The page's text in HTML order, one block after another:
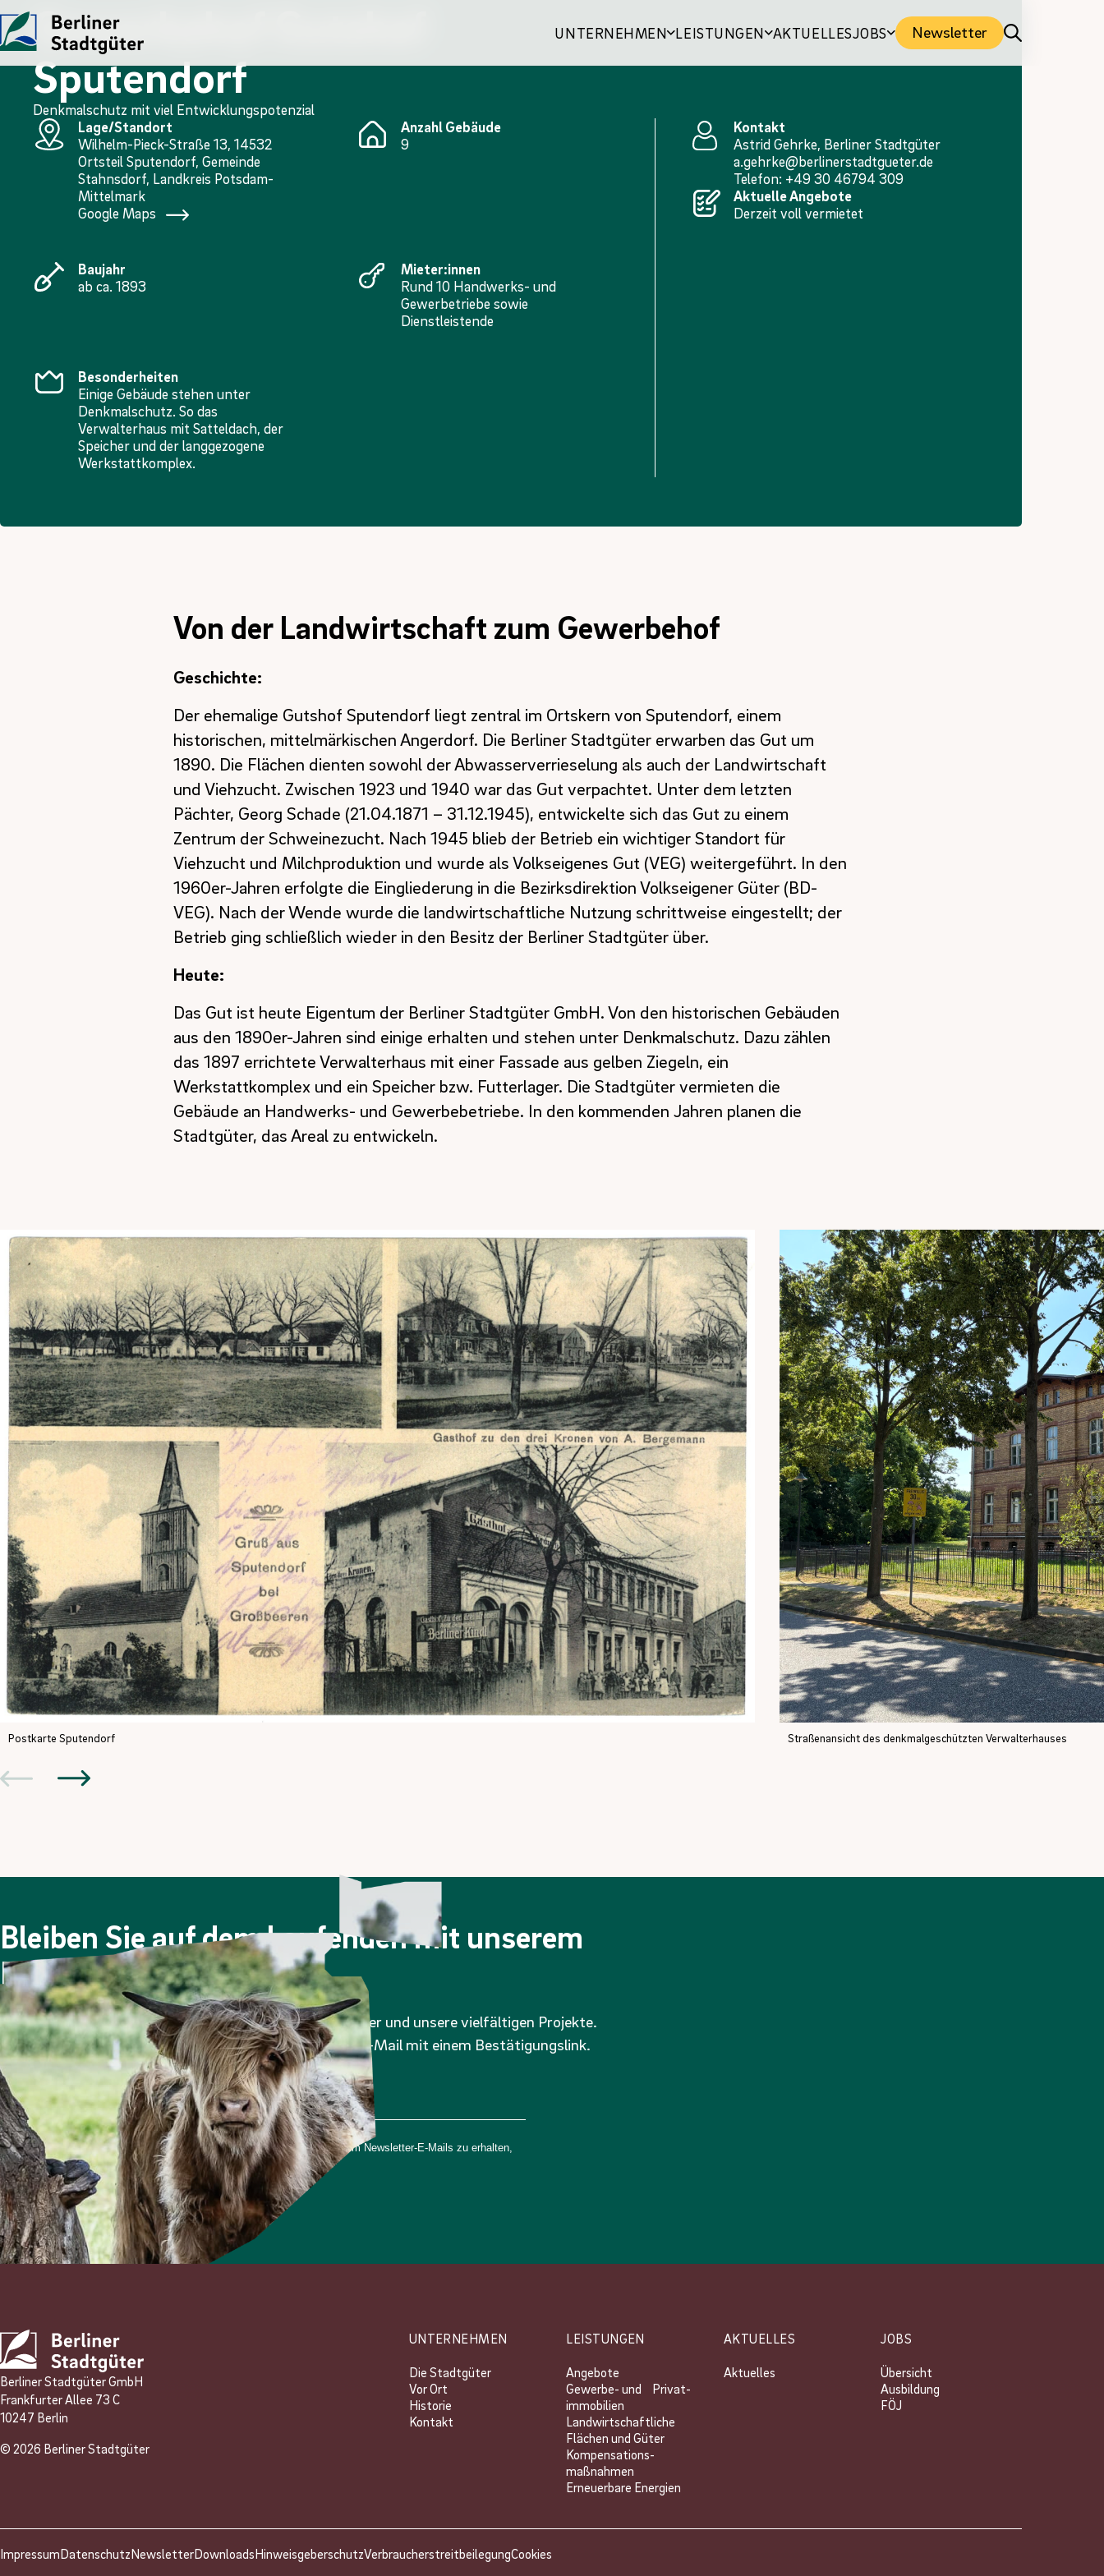
UNTERNEHMEN LEISTUNGEN AKTUELLESJOBS Newsletter
UNTERNEHMEN
Die Stadtgüter
Vor Ort
Historie
LEISTUNGEN
Angebote
Gewerbe- und Privat­immobilien
Landwirtschaftliche Flächen und Güter
JOBS
Übersicht
Ausbildung
FÖJ
Gewerbehof Gutshof
Sputendorf
Denkmalschutz mit viel Entwicklungspotenzial
Lage/Standort
Wilhelm-Pieck-Straße 13, 14532
Ortsteil Sputendorf, Gemeinde
Stahnsdorf, Landkreis Potsdam-
Mittelmark
Google Maps
Anzahl Gebäude
9
Baujahr
ab ca. 1893
Mieter:innen
Rund 10 Handwerks- und
Gewerbetriebe sowie
Dienstleistende
Besonderheiten
Einige Gebäude stehen unter
Denkmalschutz. So das
Verwalterhaus mit Satteldach, der
Speicher und der langgezogene
Werkstattkomplex.
Kontakt
Astrid Gehrke, Berliner Stadtgüter
a.gehrke@berlinerstadtgueter.de
Telefon: +49 30 46794 309
Aktuelle Angebote
Derzeit voll vermietet
Von der Landwirtschaft zum Gewerbehof
Geschichte:
Der ehemalige Gutshof Sputendorf liegt zentral im Ortskern von Sputendorf, einem
historischen, mittelmärkischen Angerdorf. Die Berliner Stadtgüter erwarben das Gut um
1890. Die Flächen dienten sowohl der Abwasserverrieselung als auch der Landwirtschaft
und Viehzucht. Zwischen 1923 und 1940 war das Gut verpachtet. Unter dem letzten
Pächter, Georg Schade (21.04.1871 – 31.12.1945), entwickelte sich das Gut zu einem
Zentrum der Schweinezucht. Nach 1945 blieb der Betrieb ein wichtiger Standort für
Viehzucht und Milchproduktion und wurde als Volkseigenes Gut (VEG) weitergeführt. In den
1960er-Jahren erfolgte die Eingliederung in die Bezirksdirektion Volkseigener Güter (BD-
VEG). Nach der Wende wurde die landwirtschaftliche Nutzung schrittweise eingestellt; der
Betrieb ging schließlich wieder in den Besitz der Berliner Stadtgüter über.
Heute:
Das Gut ist heute Eigentum der Berliner Stadtgüter GmbH. Von den historischen Gebäuden
aus den 1890er-Jahren sind einige erhalten und stehen unter Denkmalschutz. Dazu zählen
das 1897 errichtete Verwalterhaus mit einer Fassade aus gelben Ziegeln, ein
Werkstattkomplex und ein Speicher bzw. Futterlager. Die Stadtgüter vermieten die
Gebäude an Handwerks- und Gewerbebetriebe. In den kommenden Jahren planen die
Stadtgüter, das Areal zu entwickeln.
Postkarte Sputendorf Straßenansicht des denkmalgeschützten Verwalterhauses
Bleiben Sie auf dem Laufenden mit unserem
Newsletter!
Viermal im Jahr berichten wir über die Berliner Stadtgüter und unsere vielfältigen Projekte.
Nachdem Sie sich angemeldet haben, erhalten Sie eine E-Mail mit einem Bestätigungslink.
Bitte prüfen Sie ggf. auch Ihren Spam-Ordner.
*Ich stimme zu, dass meine personenbezogenen Daten genutzt werden, um Newsletter-E-Mails zu erhalten,
und weiß, dass ich dies jederzeit widerrufen kann.
Anmelden
Berliner Stadtgüter GmbH
Frankfurter Allee 73 C
10247 Berlin
© 2026 Berliner Stadtgüter
UNTERNEHMEN
Die Stadtgüter
Vor Ort
Historie
Kontakt
LEISTUNGEN
Angebote
Gewerbe- und Privat­
immobilien
Landwirtschaftliche
Flächen und Güter
Kompensations­
maßnahmen
Erneuerbare Energien
AKTUELLES
Aktuelles
JOBS
Übersicht
Ausbildung
FÖJ
ImpressumDatenschutzNewsletterDownloadsHinweisgeberschutzVerbraucherstreitbeilegungCookies